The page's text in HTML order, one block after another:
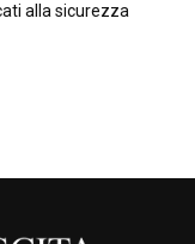
alla sicurezza